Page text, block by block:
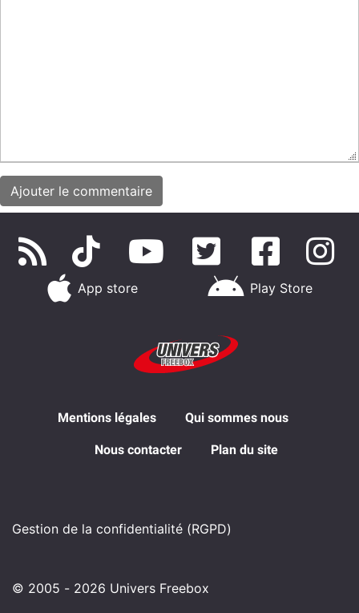
App store Play Store
Mentions légales Qui sommes nous
Nous contacter Plan du site
Gestion de la confidentialité (RGPD)
© 2005 - 2026 Univers Freebox